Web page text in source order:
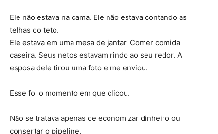
Ele não estava na cama. Ele não estava contando as
telhas do teto.
Ele estava em uma mesa de jantar. Comer comida
caseira. Seus netos estavam rindo ao seu redor. A
esposa dele tirou uma foto e me enviou.
Esse foi o momento em que clicou.
Não se tratava apenas de economizar dinheiro ou
consertar o pipeline.